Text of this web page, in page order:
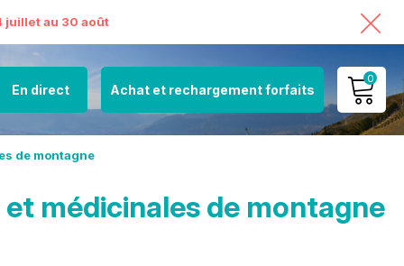
juillet au 30 août
En direct Achat et rechargement forfaits
0
MON COMPTE
de montagne
médicinales de montagne